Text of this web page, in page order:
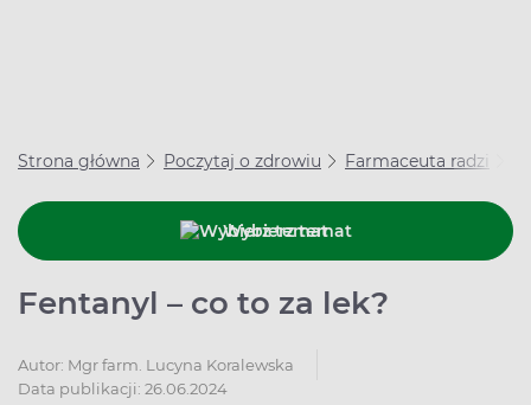
Strona główna Poczytaj o zdrowiu Farmaceuta radzi
Wybierz temat
Fentanyl – co to za lek?
Autor: Mgr farm. Lucyna Koralewska
Data publikacji: 26.06.2024